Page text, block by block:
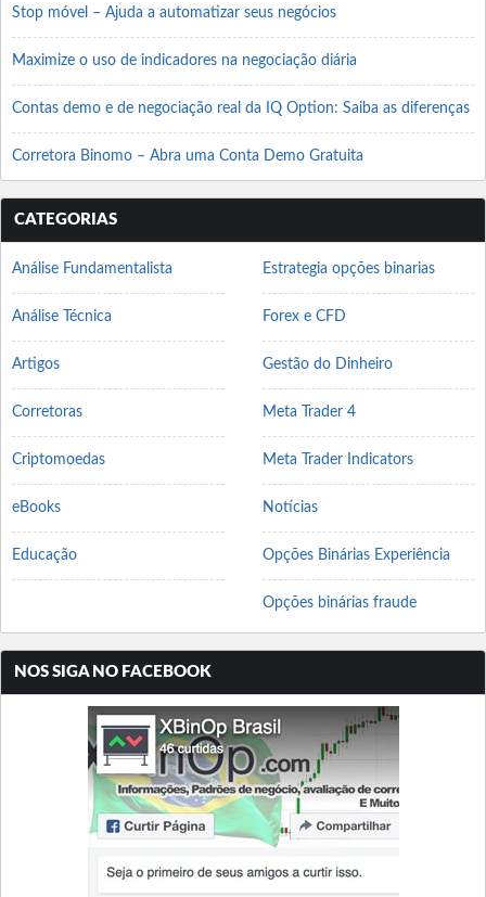
Stop móvel – Ajuda a automatizar seus negócios
Maximize o uso de indicadores na negociação diária
Contas demo e de negociação real da IQ Option: Saiba as diferenças
Corretora Binomo – Abra uma Conta Demo Gratuita
CATEGORIAS
Análise Fundamentalista
Análise Técnica
Artigos
Corretoras
Criptomoedas
eBooks
Educação
Estrategia opções binarias
Forex e CFD
Gestão do Dinheiro
Meta Trader 4
Meta Trader Indicators
Notícias
Opções Binárias Experiência
Opções binárias fraude
NOS SIGA NO FACEBOOK